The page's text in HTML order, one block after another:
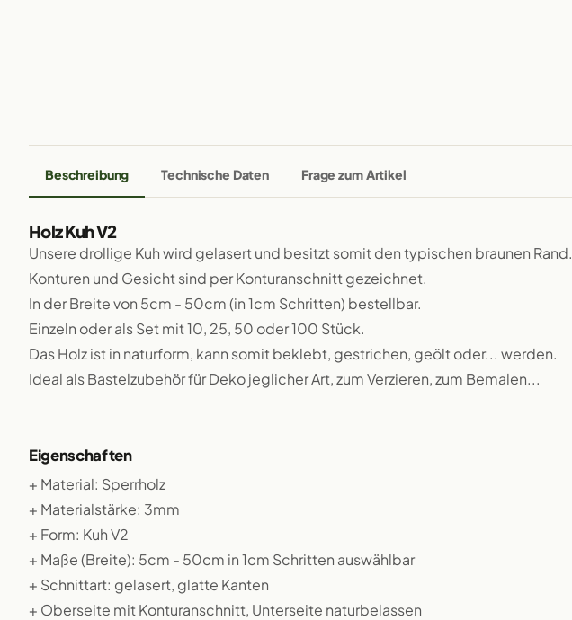
Beschreibung Technische Daten Frage zum Artikel
Holz Kuh V2
Unsere drollige Kuh wird gelasert und besitzt somit den typischen braunen Rand.
Konturen und Gesicht sind per Konturanschnitt gezeichnet.
In der Breite von 5cm - 50cm (in 1cm Schritten) bestellbar.
Einzeln oder als Set mit 10, 25, 50 oder 100 Stück.
Das Holz ist in naturform, kann somit beklebt, gestrichen, geölt oder... werden.
Ideal als Bastelzubehör für Deko jeglicher Art, zum Verzieren, zum Bemalen...
Eigenschaften
+ Material: Sperrholz
+ Materialstärke: 3mm
+ Form: Kuh V2
+ Maße (Breite): 5cm - 50cm in 1cm Schritten auswählbar
+ Schnittart: gelasert, glatte Kanten
+ Oberseite mit Konturanschnitt, Unterseite naturbelassen